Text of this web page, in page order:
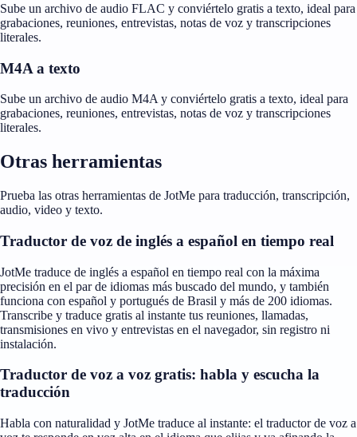
Sube un archivo de audio FLAC y conviértelo gratis a texto, ideal para
grabaciones, reuniones, entrevistas, notas de voz y transcripciones
literales.
M4A a texto
Sube un archivo de audio M4A y conviértelo gratis a texto, ideal para
grabaciones, reuniones, entrevistas, notas de voz y transcripciones
literales.
Otras herramientas
Prueba las otras herramientas de JotMe para traducción, transcripción,
audio, video y texto.
Traductor de voz de inglés a español en tiempo real
JotMe traduce de inglés a español en tiempo real con la máxima
precisión en el par de idiomas más buscado del mundo, y también
funciona con español y portugués de Brasil y más de 200 idiomas.
Transcribe y traduce gratis al instante tus reuniones, llamadas,
transmisiones en vivo y entrevistas en el navegador, sin registro ni
instalación.
Traductor de voz a voz gratis: habla y escucha la
traducción
Habla con naturalidad y JotMe traduce al instante: el traductor de voz a